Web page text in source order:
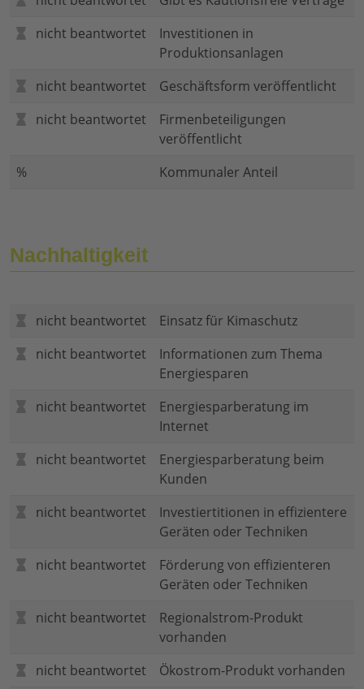
nicht beantwortet
Investitionen in
Produktionsanlagen
nicht beantwortet
Geschäftsform veröffentlicht
nicht beantwortet
Firmenbeteiligungen
veröffentlicht
%
Kommunaler Anteil
Nachhaltigkeit
nicht beantwortet
Einsatz für Kimaschutz
nicht beantwortet
Informationen zum Thema
Energiesparen
nicht beantwortet
Energiesparberatung im
Internet
nicht beantwortet
Energiesparberatung beim
Kunden
nicht beantwortet
Investiertitionen in effizientere
Geräten oder Techniken
nicht beantwortet
Förderung von effizienteren
Geräten oder Techniken
nicht beantwortet
Regionalstrom-Produkt
vorhanden
nicht beantwortet
Ökostrom-Produkt vorhanden